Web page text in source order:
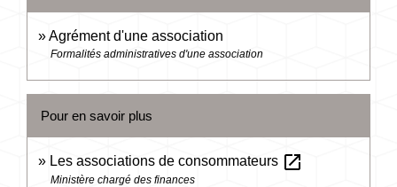
Agrément d'une association
Formalités administratives d'une association
Pour en savoir plus
Les associations de consommateurs open_in_new
Ministère chargé des finances